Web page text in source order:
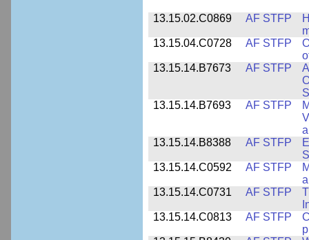
13.15.02.C0869 AF STFP
13.15.04.C0728
AF STFP
13.15.14.B7673
AF STFP
13.15.14.B7693
AF STFP
13.15.14.B8388
AF STFP
13.15.14.C0592
AF STFP
13.15.14.C0731
AF STFP
13.15.14.C0813
AF STFP